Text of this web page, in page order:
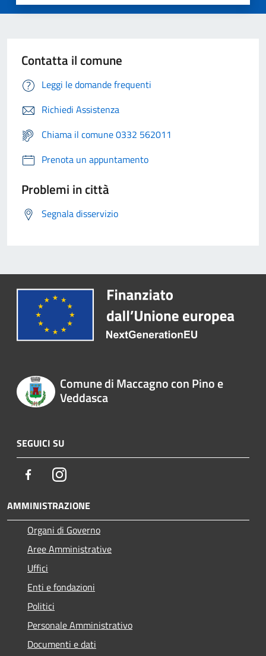
Contatta il comune
Leggi le domande frequenti
Richiedi Assistenza
Chiama il comune 0332 562011
Prenota un appuntamento
Problemi in città
Segnala disservizio
Comune di Maccagno con Pino e
Veddasca
SEGUICI SU
FacebookInstagram
AMMINISTRAZIONE
Organi di Governo
Aree Amministrative
Uffici
Enti e fondazioni
Politici
Personale Amministrativo
Documenti e dati